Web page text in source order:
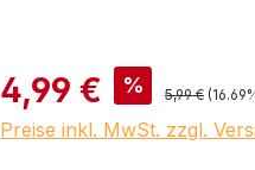
Verkaufspreis:
4,99 € % Regulärer
5,99 €
Preise inkl. MwSt. zzgl.